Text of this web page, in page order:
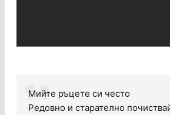
Мийте ръцете си често
Редовно и старателно